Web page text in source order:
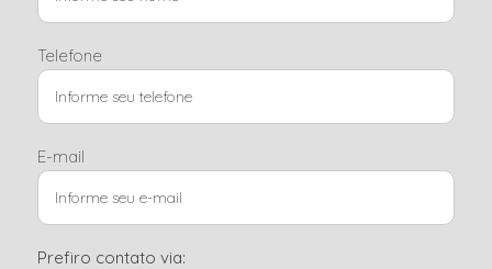
Telefone
E-mail
Prefiro contato via: